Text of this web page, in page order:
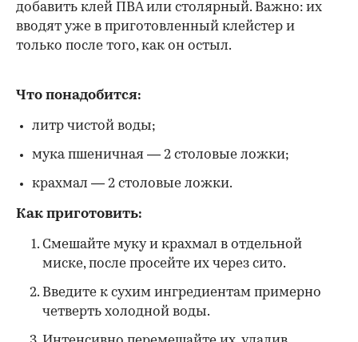
добавить клей ПВА или столярный. Важно: их
вводят уже в приготовленный клейстер и
только после того, как он остыл.
Что понадобится:
литр чистой воды;
мука пшеничная — 2 столовые ложки;
крахмал — 2 столовые ложки.
Как приготовить:
Смешайте муку и крахмал в отдельной
миске, после просейте их через сито.
Введите к сухим ингредиентам примерно
четверть холодной воды.